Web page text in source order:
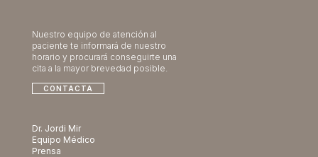
Nuestro equipo de atención al
paciente te informará de nuestro
horario y procurará conseguirte una
cita a la mayor brevedad posible.
CONTACTA
Dr. Jordi Mir
Equipo Médico
Prensa